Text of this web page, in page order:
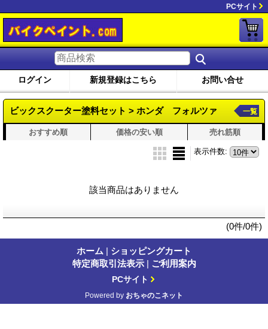
PCサイト
ログイン 新規登録はこちら お問い合せ
ビックスクーター塗料セット > ホンダ フォルツァ 一覧
おすすめ順 価格の安い順 売れ筋順
表示件数:
該当商品はありません
(0件/0件)
ホーム | ショッピングカート
特定商取引法表示 | ご利用案内
PCサイト
Powered by おちゃのこネット